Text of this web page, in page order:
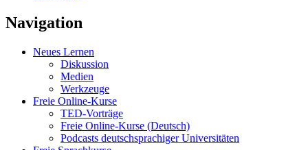
Navigation
Neues Lernen
Diskussion
Medien
Werkzeuge
Freie Online-Kurse
TED-Vorträge
Freie Online-Kurse (Deutsch)
Podcasts deutschsprachiger Universitäten